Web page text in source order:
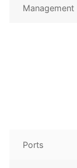
Management
Ports